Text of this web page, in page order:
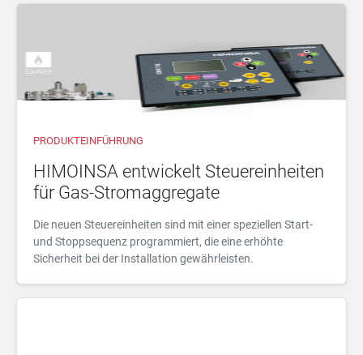
PRODUKTEINFÜHRUNG
HIMOINSA entwickelt Steuereinheiten
für Gas-Stromaggregate
Die neuen Steuereinheiten sind mit einer speziellen Start-
und Stoppsequenz programmiert, die eine erhöhte
Sicherheit bei der Installation gewährleisten.